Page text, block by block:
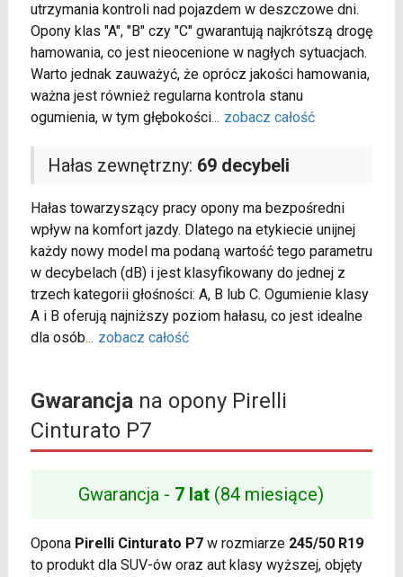
utrzymania kontroli nad pojazdem w deszczowe dni.
Opony klas "A", "B" czy "C" gwarantują najkrótszą drogę
hamowania, co jest nieocenione w nagłych sytuacjach.
Warto jednak zauważyć, że oprócz jakości hamowania,
ważna jest również regularna kontrola stanu
ogumienia, w tym głębokości... zobacz całość
Hałas zewnętrzny: 69 decybeli
Hałas towarzyszący pracy opony ma bezpośredni
wpływ na komfort jazdy. Dlatego na etykiecie unijnej
każdy nowy model ma podaną wartość tego parametru
w decybelach (dB) i jest klasyfikowany do jednej z
trzech kategorii głośności: A, B lub C. Ogumienie klasy
A i B oferują najniższy poziom hałasu, co jest idealne
dla osób... zobacz całość
Gwarancjana opony Pirelli
Cinturato P7
Gwarancja - 7 lat (84 miesiące)
Opona Pirelli Cinturato P7w rozmiarze 245/50 R19
to produkt dla SUV-ów oraz aut klasy wyższej, objęty